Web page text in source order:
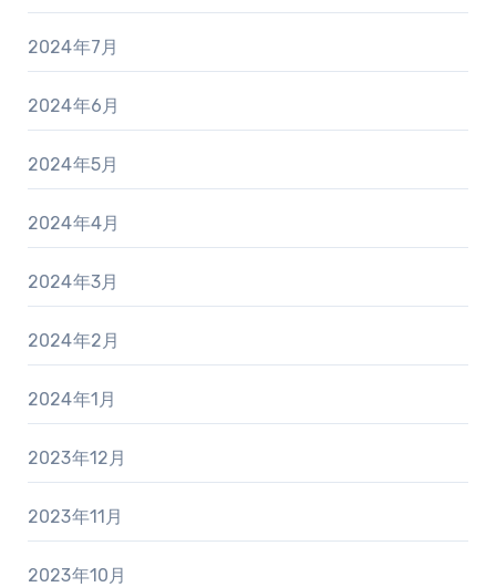
2024年7月
2024年6月
2024年5月
2024年4月
2024年3月
2024年2月
2024年1月
2023年12月
2023年11月
2023年10月